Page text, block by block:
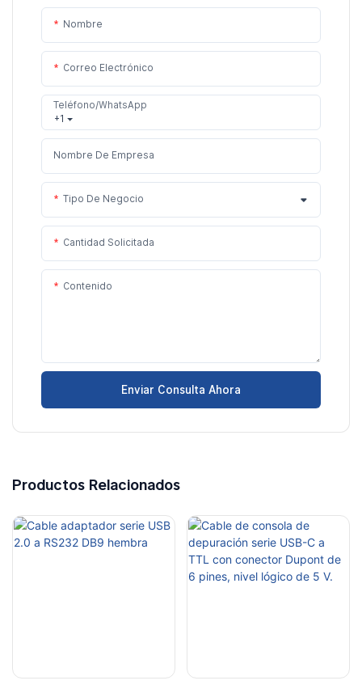
Nombre
Correo Electrónico
+1
Teléfono/WhatsApp
Nombre De Empresa
Tipo De Negocio
Cantidad Solicitada
Contenido
Enviar Consulta Ahora
Productos Relacionados